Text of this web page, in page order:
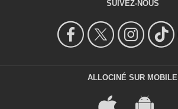
SUIVEZ-NOUS
ALLOCINÉ SUR MOBILE